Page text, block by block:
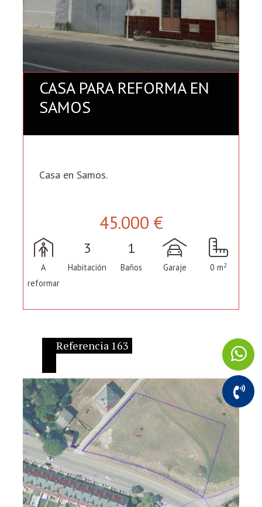
CASA PARA REFORMA EN
SAMOS
Casa en Samos.
45.000 €
A
reformar
3
Habitación
1
Baños Garaje 0 m2
Referencia 163